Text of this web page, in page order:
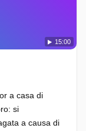
15:00
a casa di
si
a causa di